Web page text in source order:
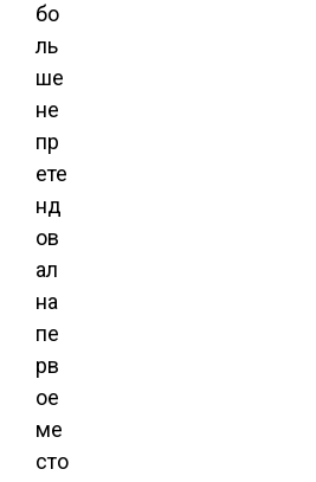
бо
ль
ше
не
пр
ете
нд
ов
ал
на
пе
рв
ое
ме
сто